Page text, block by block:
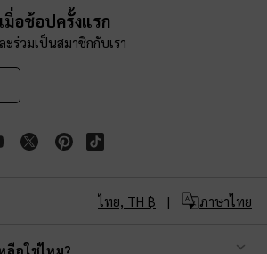
มื่อช้อปครั้งแรก
ะร่วมเป็นสมาชิกกับเรา
ไทย, TH ฿ ภาษาไทย
ลือใช่ไหม?